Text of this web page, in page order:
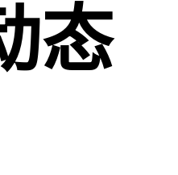
态